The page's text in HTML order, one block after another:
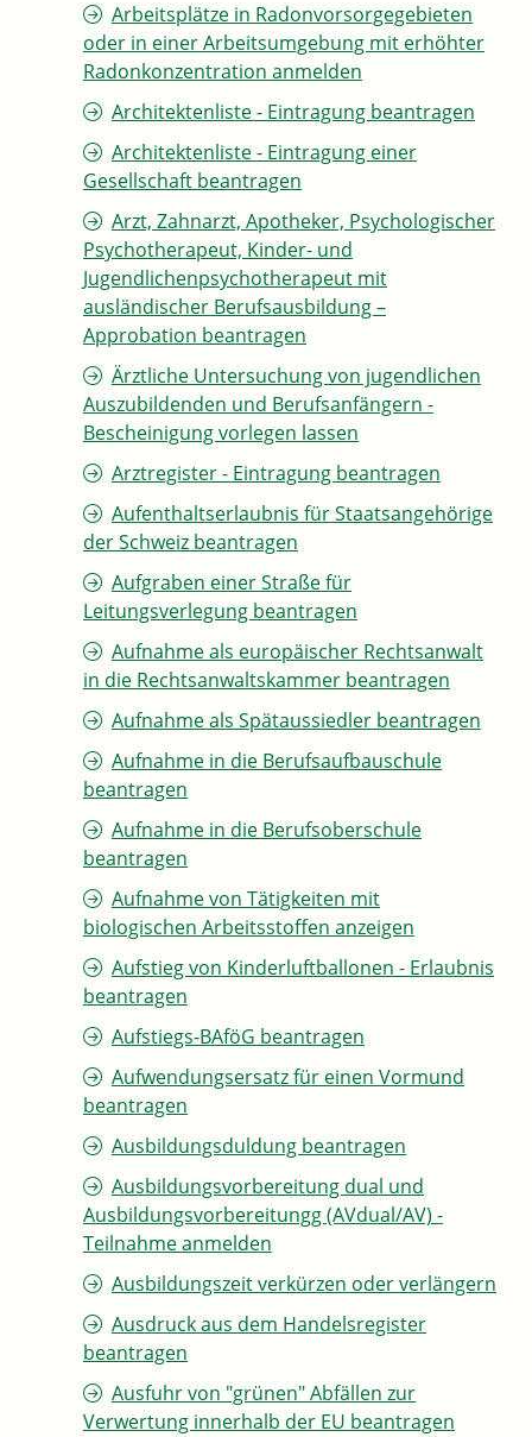
Arbeitsplätze in Radonvorsorgegebieten
oder in einer Arbeitsumgebung mit erhöhter
Radonkonzentration anmelden
Architektenliste - Eintragung beantragen
Architektenliste - Eintragung einer
Gesellschaft beantragen
Arzt, Zahnarzt, Apotheker, Psychologischer
Psychotherapeut, Kinder- und
Jugendlichenpsychotherapeut mit
ausländischer Berufsausbildung –
Approbation beantragen
Ärztliche Untersuchung von jugendlichen
Auszubildenden und Berufsanfängern -
Bescheinigung vorlegen lassen
Arztregister - Eintragung beantragen
Aufenthaltserlaubnis für Staatsangehörige
der Schweiz beantragen
Aufgraben einer Straße für
Leitungsverlegung beantragen
Aufnahme als europäischer Rechtsanwalt
in die Rechtsanwaltskammer beantragen
Aufnahme als Spätaussiedler beantragen
Aufnahme in die Berufsaufbauschule
beantragen
Aufnahme in die Berufsoberschule
beantragen
Aufnahme von Tätigkeiten mit
biologischen Arbeitsstoffen anzeigen
Aufstieg von Kinderluftballonen - Erlaubnis
beantragen
Aufstiegs-BAföG beantragen
Aufwendungsersatz für einen Vormund
beantragen
Ausbildungsduldung beantragen
Ausbildungsvorbereitung dual und
Ausbildungsvorbereitungg (AVdual/AV) -
Teilnahme anmelden
Ausbildungszeit verkürzen oder verlängern
Ausdruck aus dem Handelsregister
beantragen
Ausfuhr von "grünen" Abfällen zur
Verwertung innerhalb der EU beantragen